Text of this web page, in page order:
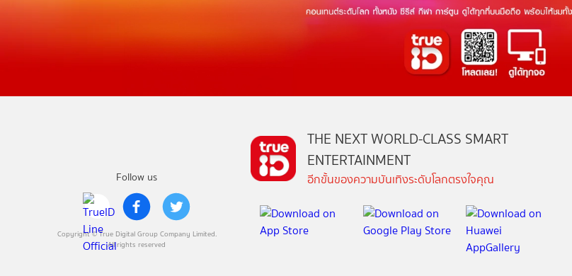
Follow us
Copyright © True Digital Group Company Limited.
All rights reserved
THE NEXT WORLD-CLASS SMART
ENTERTAINMENT
อีกขั้นของความบันเทิงระดับโลกตรงใจคุณ